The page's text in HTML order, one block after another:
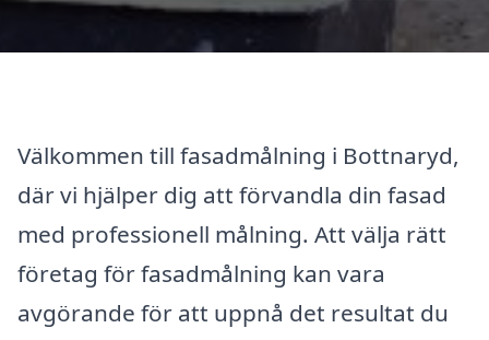
Välkommen till fasadmålning i Bottnaryd,
där vi hjälper dig att förvandla din fasad
med professionell målning. Att välja rätt
företag för fasadmålning kan vara
avgörande för att uppnå det resultat du